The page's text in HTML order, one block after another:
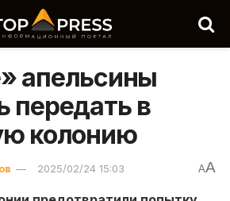
апельсины
передать в
колонию
2025/02/24 15:03 AA